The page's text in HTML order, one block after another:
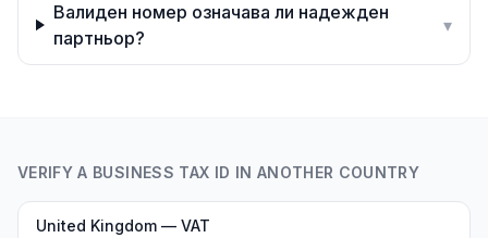
Валиден номер означава ли надежден
партньор?
▾
VERIFY A BUSINESS TAX ID IN ANOTHER COUNTRY
United Kingdom — VAT